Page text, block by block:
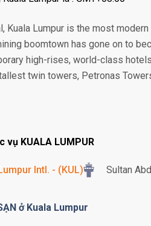
Kuala Lumpur is the most
boomtown has gone on to
high-rises, world-class
twin towers, Petronas
vụ KUALA LUMPUR
Intl. - (KUL) Sultan
ở Kuala Lumpur